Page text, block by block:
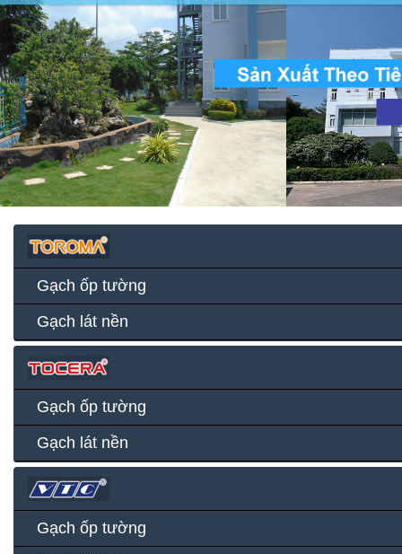
Gạch ốp tường
Gạch lát nền
Gạch ốp tường
Gạch lát nền
Gạch ốp tường